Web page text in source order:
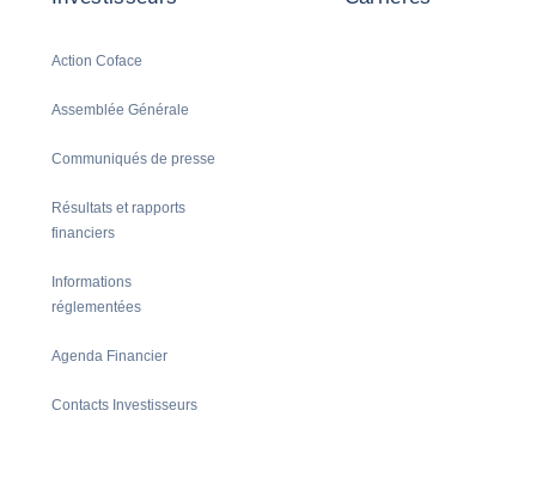
Action Coface
Assemblée Générale
Communiqués de presse
Résultats et rapports
financiers
Informations
réglementées
Agenda Financier
Contacts Investisseurs